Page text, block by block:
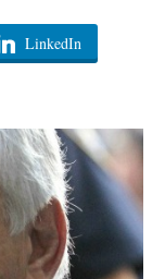
LinkedIn